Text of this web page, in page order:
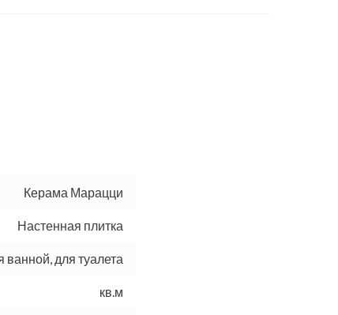
Керама Марацци
Настенная плитка
ванной, для туалета
кв.м